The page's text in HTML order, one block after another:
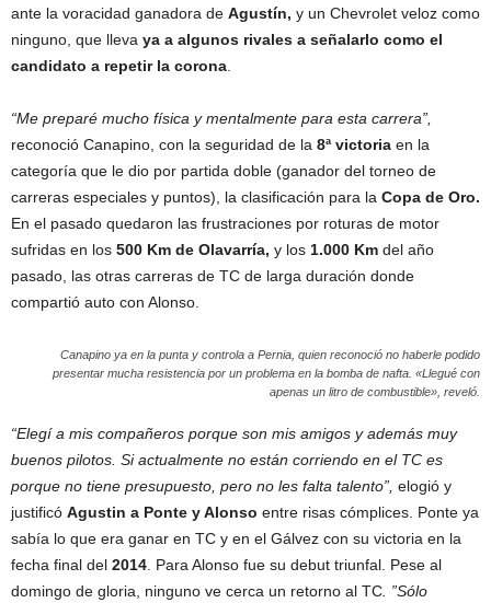
ante la voracidad ganadora de Agustín, y un Chevrolet veloz como
ninguno, que lleva ya a algunos rivales a señalarlo como el
candidato a repetir la corona
“Me preparé mucho física y mentalmente para esta carrera”,
reconoció Canapino, con la seguridad de la 8ª victoria en la
categoría que le dio por partida doble (ganador del torneo de
carreras especiales y puntos), la clasificación para la Copa de Oro.
En el pasado quedaron las frustraciones por roturas de motor
sufridas en los 500 Km de Olavarría, y los 1.000 Km del año
pasado, las otras carreras de TC de larga duración donde
compartió auto con Alonso.
Canapino ya en la punta y controla a Pernia, quien reconoció no haberle podido
presentar mucha resistencia por un problema en la bomba de nafta. «Llegué con
apenas un litro de combustible», reveló.
“Elegí a mis compañeros porque son mis amigos y además muy
buenos pilotos. Si actualmente no están corriendo en el TC es
porque no tiene presupuesto, pero no les falta talento”, elogió y
justificó Agustin a Ponte y Alonso entre risas cómplices. Ponte ya
sabía lo que era ganar en TC y en el Gálvez con su victoria en la
fecha final del 2014 . Para Alonso fue su debut triunfal. Pese al
domingo de gloria, ninguno ve cerca un retorno al TC . ”Sólo